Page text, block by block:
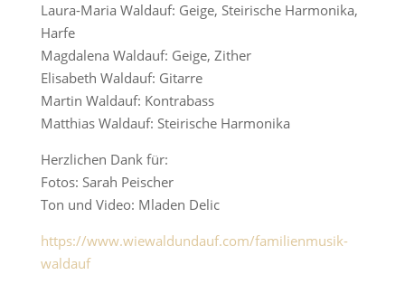
Laura-Maria Waldauf: Geige, Steirische Harmonika,
Harfe
Magdalena Waldauf: Geige, Zither
Elisabeth Waldauf: Gitarre
Martin Waldauf: Kontrabass
Matthias Waldauf: Steirische Harmonika
Herzlichen Dank für:
Fotos: Sarah Peischer
Ton und Video: Mladen Delic
https://www.wiewaldundauf.com/familienmusik-
waldauf